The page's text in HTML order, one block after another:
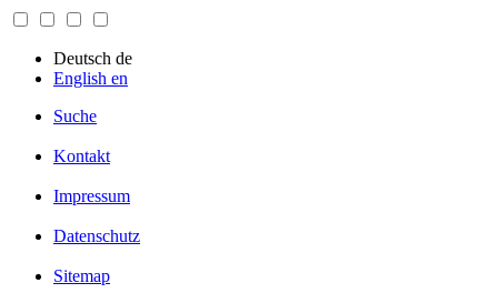
Deutsch de
English en
Suche
Kontakt
Impressum
Datenschutz
Sitemap